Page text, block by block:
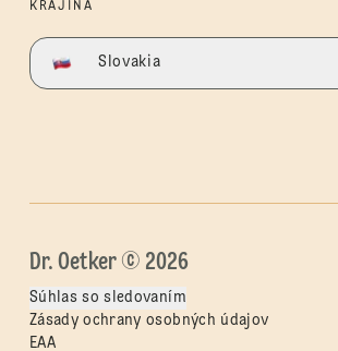
KRAJINA
Slovakia
Dr. Oetker © 2026
Súhlas so sledovaním
Zásady ochrany osobných údajov
EAA